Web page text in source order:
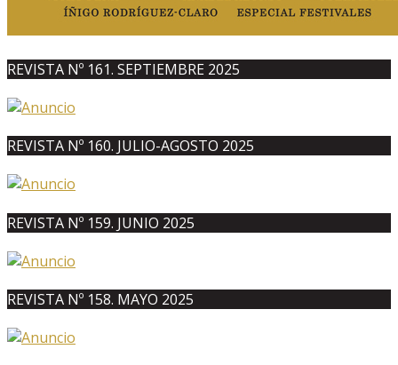
REVISTA Nº 161. SEPTIEMBRE 2025
REVISTA Nº 160. JULIO-AGOSTO 2025
REVISTA Nº 159. JUNIO 2025
REVISTA Nº 158. MAYO 2025